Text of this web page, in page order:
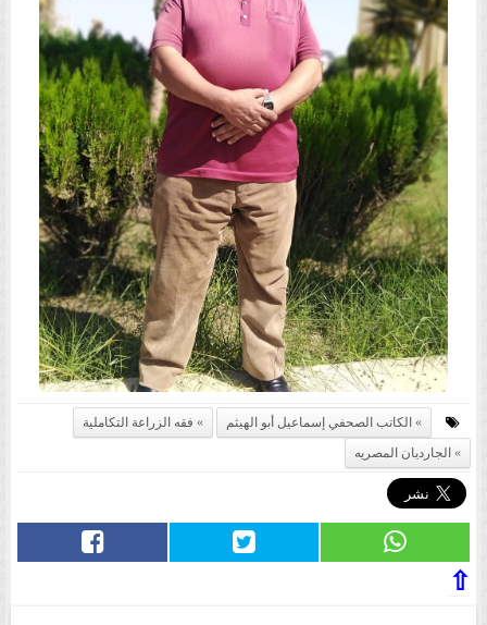
الكاتب الصحفي إسماعيل أبو الهيثم
فقه الزراعة التكاملية
الجارديان المصريه
⇧